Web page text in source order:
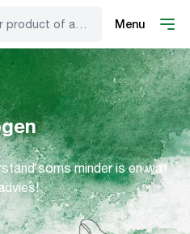
product of advies Menu
soms minder is en wat